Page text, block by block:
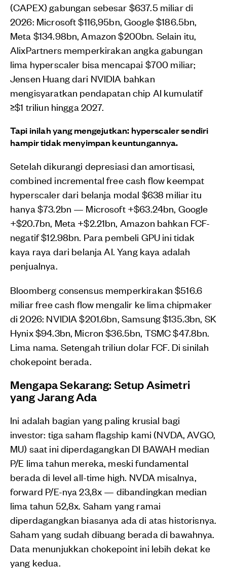
(CAPEX) gabungan sebesar $637.5 miliar di
2026: Microsoft $116,95bn, Google $186.5bn,
Meta $134.98bn, Amazon $200bn. Selain itu,
AlixPartners memperkirakan angka gabungan
lima hyperscaler bisa mencapai $700 miliar;
Jensen Huang dari NVIDIA bahkan
mengisyaratkan pendapatan chip AI kumulatif
≥$1 triliun hingga 2027.
Tapi inilah yang mengejutkan: hyperscaler sendiri
hampir tidak menyimpan keuntungannya.
Setelah dikurangi depresiasi dan amortisasi,
combined incremental free cash flow keempat
hyperscaler dari belanja modal $638 miliar itu
hanya $73.2bn — Microsoft +$63.24bn, Google
+$20.7bn, Meta +$2.21bn, Amazon bahkan FCF-
negatif $12.98bn. Para pembeli GPU ini tidak
kaya raya dari belanja AI. Yang kaya adalah
penjualnya.
Bloomberg consensus memperkirakan $516.6
miliar free cash flow mengalir ke lima chipmaker
di 2026: NVIDIA $201.6bn, Samsung $135.3bn, SK
Hynix $94.3bn, Micron $36.5bn, TSMC $47.8bn.
Lima nama. Setengah triliun dolar FCF. Di sinilah
chokepoint berada.
Mengapa Sekarang: Setup Asimetri
yang Jarang Ada
Ini adalah bagian yang paling krusial bagi
investor: tiga saham flagship kami (NVDA, AVGO,
MU) saat ini diperdagangkan DI BAWAH median
P/E lima tahun mereka, meski fundamental
berada di level all-time high. NVDA misalnya,
forward P/E-nya 23,8x — dibandingkan median
lima tahun 52,8x. Saham yang ramai
diperdagangkan biasanya ada di atas historisnya.
Saham yang sudah dibuang berada di bawahnya.
Data menunjukkan chokepoint ini lebih dekat ke
yang kedua.